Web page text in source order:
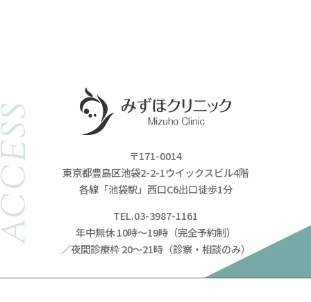
〒171-0014
東京都豊島区池袋2-2-1ウイックスビル4階
各線「池袋駅」西口C6出口徒歩1分
TEL.03-3987-1161
年中無休 10時～19時（完全予約制）
／夜間診療枠 20～21時（診察・相談のみ）